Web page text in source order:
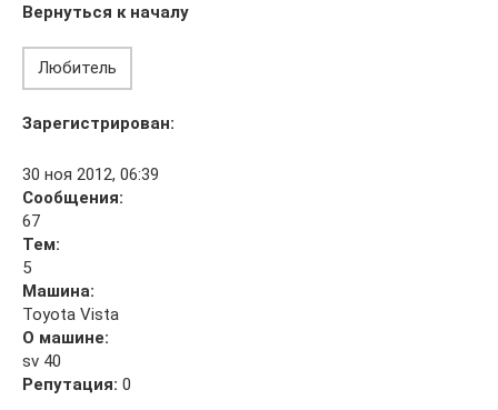
Вернуться к началу
Любитель
Зарегистрирован:
30 ноя 2012, 06:39
Сообщения:
67
Тем:
5
Машина:
Toyota Vista
О машине:
sv 40
Репутация: 0